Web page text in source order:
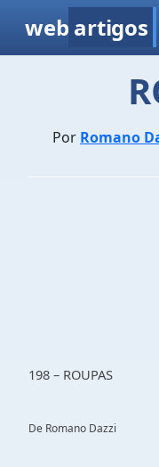
web artigos
Por Romano
198 – ROUPAS
De Romano Dazzi